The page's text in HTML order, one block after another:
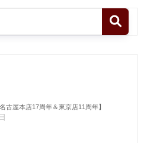
古屋本店17周年＆東京店11周年】